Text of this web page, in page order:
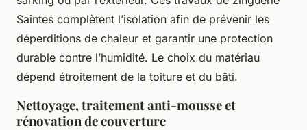
Saintes complètent l’isolation afin de prévenir les
déperditions de chaleur et garantir une protection
durable contre l’humidité. Le choix du matériau
dépend étroitement de la toiture et du bâti.
Nettoyage, traitement anti-mousse et
rénovation de couverture